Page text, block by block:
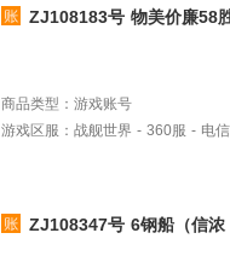
ZJ108183号 物美价廉58
商品类型：游戏账号
游戏区服：战舰世界 - 360服 - 电
ZJ108347号 6钢船（信